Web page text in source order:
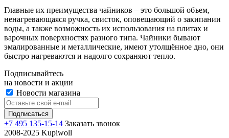
Главные их преимущества чайников – это большой объем,
ненагревающаяся ручка, свисток, оповещающий о закипании
воды, а также возможность их использования на плитах и
варочных поверхностях разного типа. Чайники бывают
эмалированные и металлические, имеют утолщённое дно, они
быстро нагреваются и надолго сохраняют тепло.
Подписывайтесь
на новости и акции
Новости магазина
+7 495 135-15-14 Заказать звонок
2008-2025 Kupiwoll